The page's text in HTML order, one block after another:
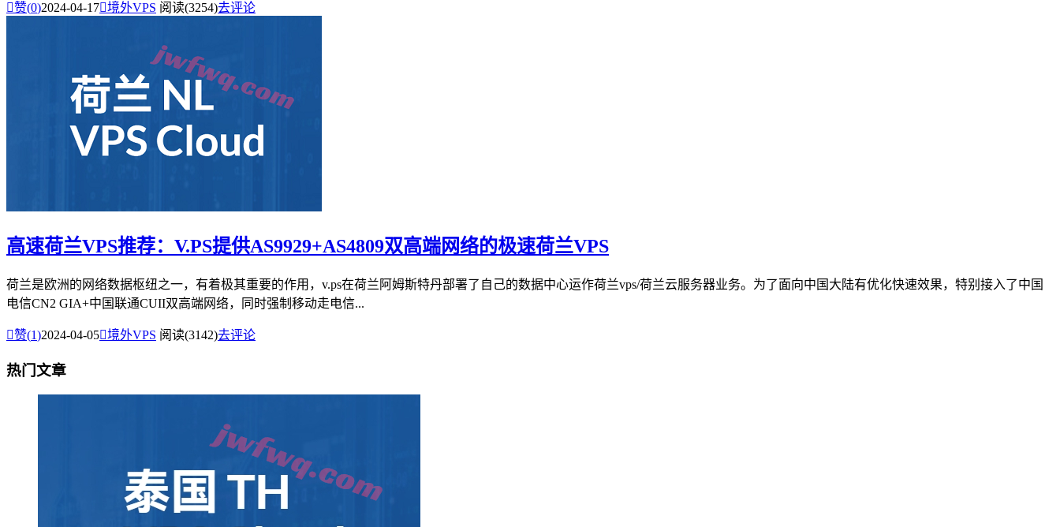
赞(0)2024-04-17境外VPS 阅读(3254)去评论
高速荷兰VPS推荐：V.PS提供AS9929+AS4809双高端网络的极速荷兰VPS
荷兰是欧洲的网络数据枢纽之一，有着极其重要的作用，v.ps在荷兰阿姆斯特丹部署了自己的数据中心运作荷兰vps/荷兰云服务器业务。为了面向中国大陆有优化快速效果，特别接入了中国
电信CN2 GIA+中国联通CUII双高端网络，同时强制移动走电信...
赞(1)2024-04-05境外VPS 阅读(3142)去评论
热门文章